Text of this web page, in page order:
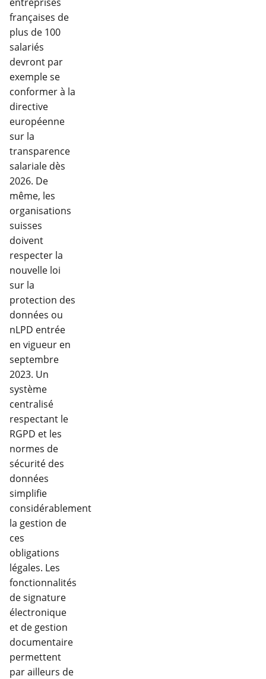
françaises de
plus de 100
salariés
devront par
exemple se
conformer à la
directive
européenne
sur la
transparence
salariale dès
2026. De
même, les
organisations
suisses
doivent
respecter la
nouvelle loi
sur la
protection des
données ou
nLPD entrée
en vigueur en
septembre
2023. Un
système
centralisé
respectant le
RGPD et les
normes de
sécurité des
données
simplifie
considérablement
la gestion de
ces
obligations
légales. Les
fonctionnalités
de signature
électronique
et de gestion
documentaire
permettent
par ailleurs de